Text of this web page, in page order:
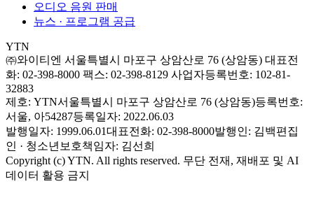
오디오 음원 판매
뉴스 · 프로그램 공급
YTN
㈜와이티엔 서울특별시 마포구 상암산로 76 (상암동) 대표전
화: 02-398-8000 팩스: 02-398-8129 사업자등록번호: 102-81-
32883
제호: YTN서울특별시 마포구 상암산로 76 (상암동)등록번호:
서울, 아54287등록일자: 2022.06.03
발행일자: 1999.06.01대표전화: 02-398-8000발행인: 김백편집
인 · 청소년보호책임자: 김선희
Copyright (c) YTN. All rights reserved. 무단 전재, 재배포 및 AI
데이터 활용 금지